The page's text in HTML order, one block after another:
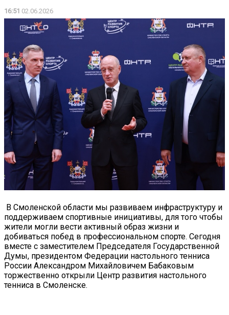
16:51 02.06.2026
В Смоленской области мы развиваем инфраструктуру и
поддерживаем спортивные инициативы, для того чтобы
жители могли вести активный образ жизни и
добиваться побед в профессиональном спорте. Сегодня
вместе с заместителем Председателя Государственной
Думы, президентом Федерации настольного тенниса
России Александром Михайловичем Бабаковым
торжественно открыли Центр развития настольного
тенниса в Смоленске.